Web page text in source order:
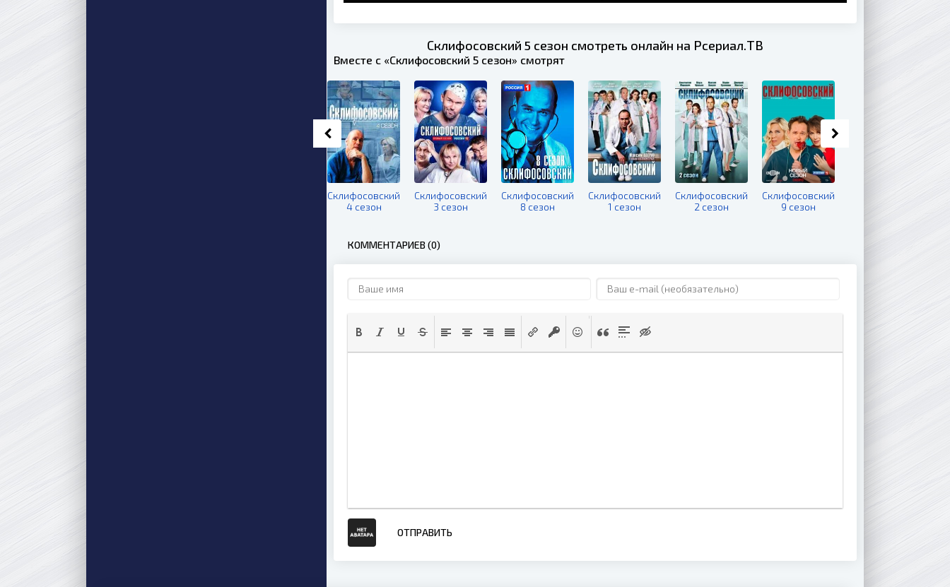
Склифосовский 5 сезон смотреть онлайн на Рсериал.ТВ
Вместе с «Склифосовский 5 сезон» смотрят
Склифосовский
4 сезон
Склифосовский
3 сезон
Склифосовский
8 сезон
Склифосовский
1 сезон
Склифосовский
2 сезон
Склифосовский
9 сезон
КОММЕНТАРИЕВ (0)
ОТПРАВИТЬ